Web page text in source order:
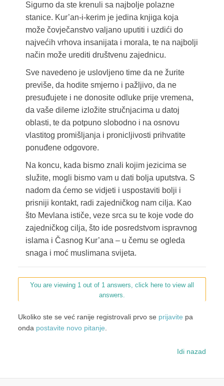
Sigurno da ste krenuli sa najbolje polazne
stanice. Kur’an-i-kerim je jedina knjiga koja
može čovječanstvo valjano uputiti i uzdići do
najvećih vrhova insanijata i morala, te na najbolji
način može urediti društvenu zajednicu.
Sve navedeno je uslovljeno time da ne žurite
previše, da hodite smjerno i pažljivo, da ne
presuđujete i ne donosite odluke prije vremena,
da vaše dileme izložite stručnjacima u datoj
oblasti, te da potpuno slobodno i na osnovu
vlastitog promišljanja i pronicljivosti prihvatite
ponuđene odgovore.
Na koncu, kada bismo znali kojim jezicima se
služite, mogli bismo vam u dati bolja uputstva. S
nadom da ćemo se vidjeti i uspostaviti bolji i
prisniji kontakt, radi zajedničkog nam cilja. Kao
što Mevlana ističe, veze srca su te koje vode do
zajedničkog cilja, što ide posredstvom ispravnog
islama i Časnog Kur’ana – u čemu se ogleda
snaga i moć muslimana svijeta.
You are viewing 1 out of 1 answers, click here to view all
answers.
Ukoliko ste se već ranije registrovali prvo se prijavite pa
onda postavite novo pitanje.
Idi nazad